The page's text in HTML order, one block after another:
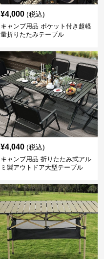
¥4,000 (税込)
キャンプ用品 ポケット付き超軽
量折りたたみテーブル
¥4,040 (税込)
キャンプ用品 折りたたみ式アル
ミ製アウトドア大型テーブル